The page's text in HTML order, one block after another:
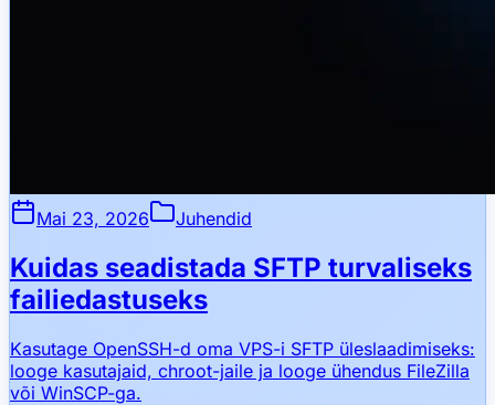
Mai 23, 2026 Juhendid
Kuidas seadistada SFTP turvaliseks
failiedastuseks
Kasutage OpenSSH-d oma VPS-i SFTP üleslaadimiseks:
looge kasutajaid, chroot-jaile ja looge ühendus FileZilla
või WinSCP-ga.